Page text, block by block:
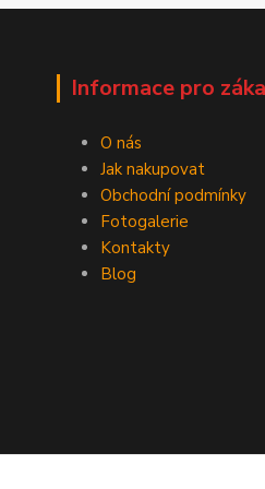
Informace pro
O nás
Jak nakupovat
Obchodní podmínky
Fotogalerie
Kontakty
Blog